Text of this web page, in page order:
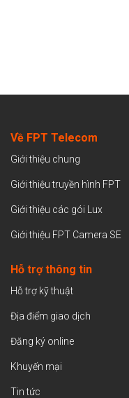
Về FPT Telecom
Giới thiệu chung
Giới thiệu truyền hình FPT
Giới thiệu các gói Lux
Giới thiệu FPT Camera SE
Hỗ trợ thông tin
Hỗ trợ kỹ thuật
Địa điểm giao dịch
Đăng ký online
Khuyến mại
Tin tức